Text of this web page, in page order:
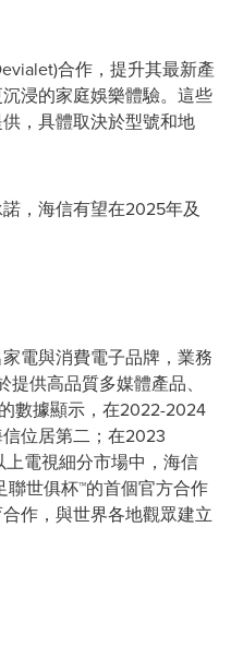
合作，提升其最新產
浸的家庭娛樂體驗。這些
，具體取決於型號和地
，海信有望在2025年及
電與消費電子品牌，業務
供高品質多媒體產品、
數據顯示，在2022-2024
位居第二；在2023
電視細分市場中，海信
世俱杯™的首個官方合作
作，與世界各地觀眾建立